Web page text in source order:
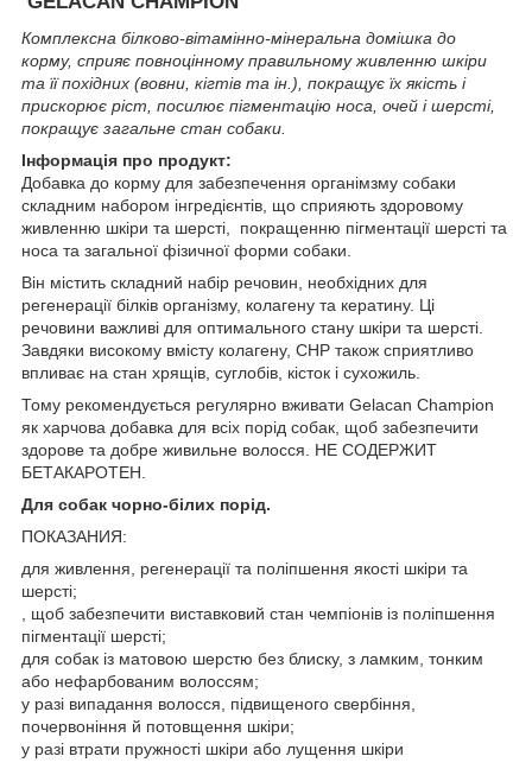
Комплексна білково-вітамінно-мінеральна домішка до
корму, сприяє повноцінному правильному живленню шкіри
та її похідних (вовни, кігтів та ін.), покращує їх якість і
прискорює ріст, посилює пігментацію носа, очей і шерсті,
покращує загальне стан собаки
Інформація про продукт:
Добавка до корму для забезпечення органімзму собаки
складним набором інгредієнтів, що сприяють здоровому
живленню шкіри та шерсті, покращенню пігментації шерсті та
носа та загальної фізичної форми собаки.
Він містить складний набір речовин, необхідних для
регенерації білків організму, колагену та кератину. Ці
речовини важливі для оптимального стану шкіри та шерсті.
Завдяки високому вмісту колагену, CHP також сприятливо
впливає на стан хрящів, суглобів, кісток і сухожиль.
Тому рекомендується регулярно вживати Gelacan Champion
як харчова добавка для всіх порід собак, щоб забезпечити
здорове та добре живильне волосся. НЕ СОДЕРЖИТ
БЕТАКАРОТЕН.
Для собак чорно-білих порід.
ПОКАЗАНИЯ:
для живлення, регенерації та поліпшення якості шкіри та
шерсті;
, щоб забезпечити виставковий стан чемпіонів із поліпшення
пігментації шерсті;
для собак із матовою шерстю без блиску, з ламким, тонким
або нефарбованим волоссям;
у разі випадання волосся, підвищеного свербіння,
почервоніння й потовщення шкіри;
у разі втрати пружності шкіри або лущення шкіри